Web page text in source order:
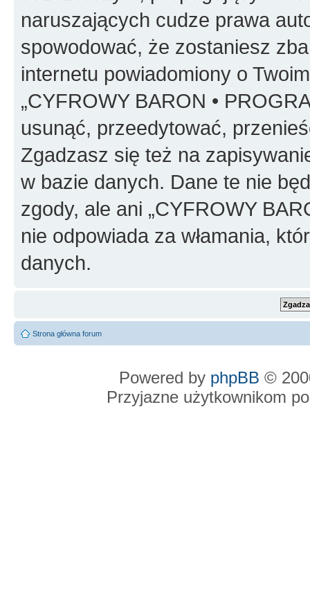
naruszających cudze prawa
spowodować, że zostaniesz
internetu powiadomiony o
„CYFROWY BARON •
usunąć, przeedytować,
Zgadzasz się też na
w bazie danych. Dane te nie
zgody, ale ani „CYFROWY
nie odpowiada za włamania,
danych.
Strona główna forum
Powered by phpBB ©
Przyjazne użytkownikom